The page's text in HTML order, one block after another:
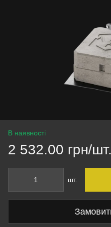
В наявності
2 532.00 грн/шт.
шт.